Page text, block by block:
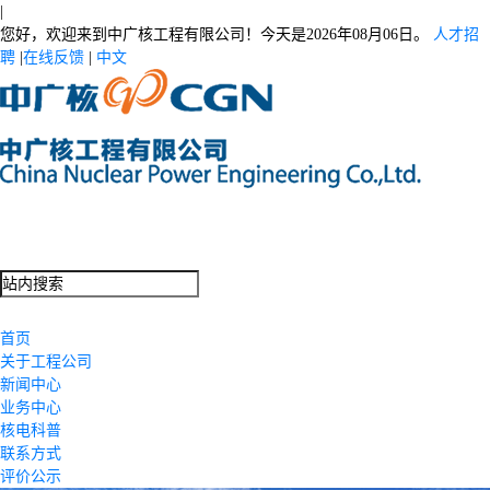
您好，欢迎来到中广核工程有限公司！今天是2026年08月06日。
人才招
聘 在线反馈 中文
首页
关于工程公司
新闻中心
业务中心
核电科普
联系方式
评价公示